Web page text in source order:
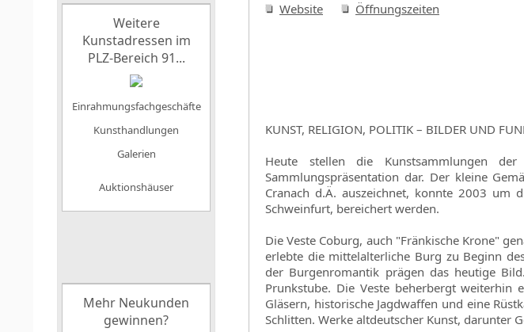
Website
Öffnungszeiten
KUNST, RELIGION, POLITIK – BILDER UND
Heute stellen die Kunstsammlungen
Sammlungspräsentation dar. Der kleine
Cranach d.Ä. auszeichnet, konnte 2003 um
Schweinfurt, bereichert werden.
Die Veste Coburg, auch "Fränkische Krone"
erlebte die mittelalterliche Burg zu Beginn
der Burgenromantik prägen das heutige
Prunkstube. Die Veste beherbergt weiterhin
Gläsern, historische Jagdwaffen und eine
Schlitten. Werke altdeutscher Kunst, darunter
Weitere
Kunstadressen im
PLZ-Bereich 91...
Einrahmungsfachgeschäfte
Kunsthandlungen
Galerien
Auktionshäuser
Mehr Neukunden
gewinnen?